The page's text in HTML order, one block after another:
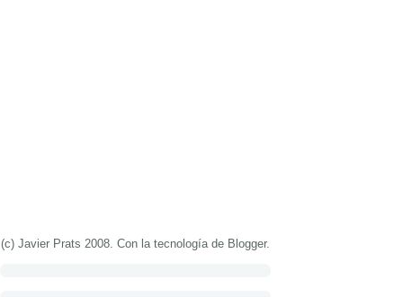
(c) Javier Prats 2008. Con la tecnología de Blogger.